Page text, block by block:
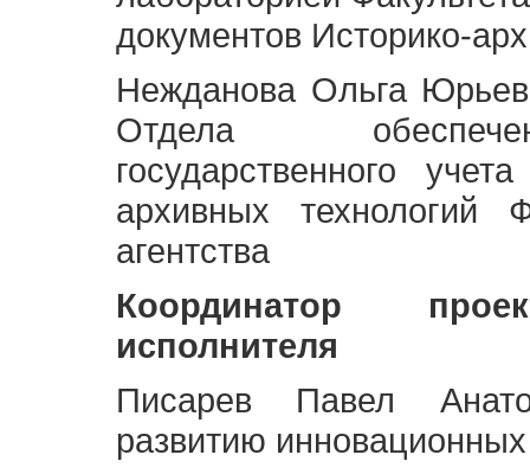
документов Историко-
Нежданова Ольга
Отдела
государственного
архивных технологий
агентства
Координатор
исполнителя
Писарев Павел
развитию